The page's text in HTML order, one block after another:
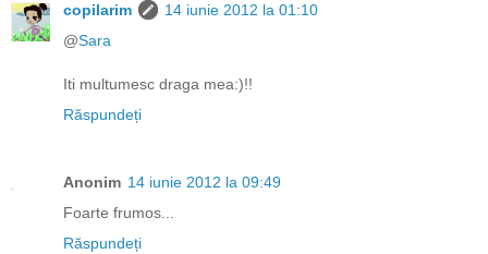
copilarim
14 iunie 2012 la 01:10
@Sara
Iti multumesc draga mea:)!!
Răspundeți
Anonim 14 iunie 2012 la 09:49
Foarte frumos...
Răspundeți